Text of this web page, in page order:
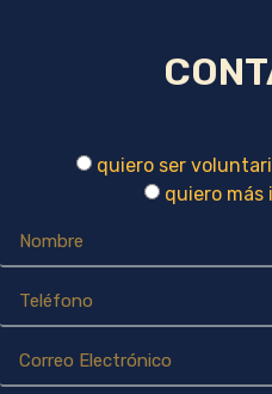
quiero ser
quiero